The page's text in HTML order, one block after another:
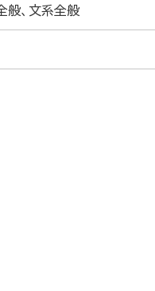
般、文系全般